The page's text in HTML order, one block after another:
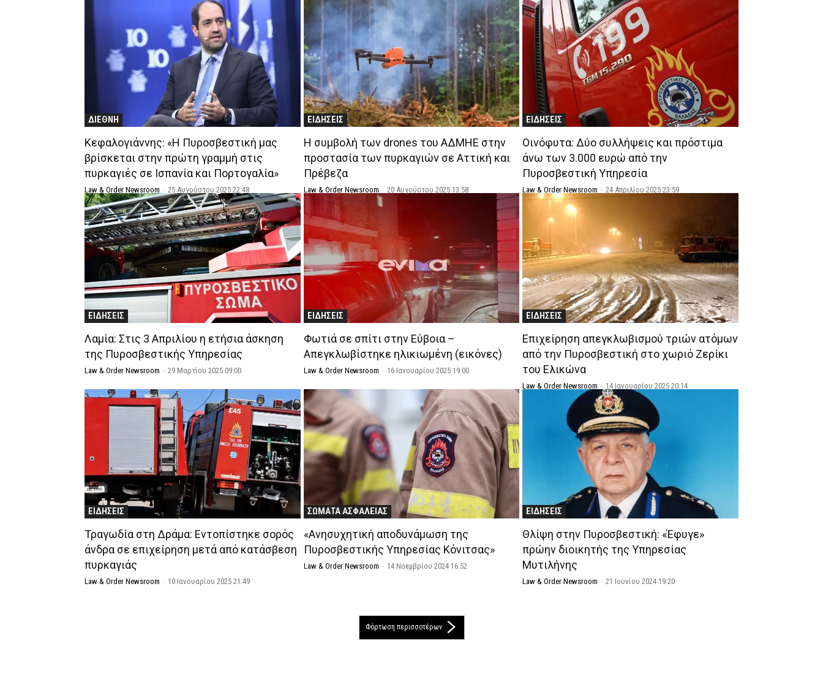
ΔΙΕΘΝΗ
Κεφαλογιάννης: «Η Πυροσβεστική μας
βρίσκεται στην πρώτη γραμμή στις
πυρκαγιές σε Ισπανία και Πορτογαλία»
Law & Order Newsroom - 25 Αυγούστου 2025 22:48
ΕΙΔΗΣΕΙΣ
Η συμβολή των drones του ΑΔΜΗΕ στην
προστασία των πυρκαγιών σε Αττική και
Πρέβεζα
Law & Order Newsroom - 20 Αυγούστου 2025 13:58
ΕΙΔΗΣΕΙΣ
Οινόφυτα: Δύο συλλήψεις και πρόστιμα
άνω των 3.000 ευρώ από την
Πυροσβεστική Υπηρεσία
Law & Order Newsroom - 24 Απριλίου 2025 23:59
ΕΙΔΗΣΕΙΣ
Λαμία: Στις 3 Απριλίου η ετήσια άσκηση
της Πυροσβεστικής Υπηρεσίας
Law & Order Newsroom - 29 Μαρτίου 2025 09:00
ΕΙΔΗΣΕΙΣ
Φωτιά σε σπίτι στην Εύβοια –
Απεγκλωβίστηκε ηλικιωμένη (εικόνες)
Law & Order Newsroom - 16 Ιανουαρίου 2025 19:00
ΕΙΔΗΣΕΙΣ
Επιχείρηση απεγκλωβισμού τριών ατόμων
από την Πυροσβεστική στο χωριό Ζερίκι
του Ελικώνα
Law & Order Newsroom - 14 Ιανουαρίου 2025 20:14
ΕΙΔΗΣΕΙΣ
Τραγωδία στη Δράμα: Εντοπίστηκε σορός
άνδρα σε επιχείρηση μετά από κατάσβεση
πυρκαγιάς
Law & Order Newsroom - 10 Ιανουαρίου 2025 21:49
ΣΩΜΑΤΑ ΑΣΦΑΛΕΙΑΣ
«Ανησυχητική αποδυνάμωση της
Πυροσβεστικής Υπηρεσίας Κόνιτσας»
Law & Order Newsroom - 14 Νοεμβρίου 2024 16:52
ΕΙΔΗΣΕΙΣ
Θλίψη στην Πυροσβεστική: «Έφυγε»
πρώην διοικητής της Υπηρεσίας
Μυτιλήνης
Law & Order Newsroom - 21 Ιουνίου 2024 19:20
Φόρτωση περισσοτέρων